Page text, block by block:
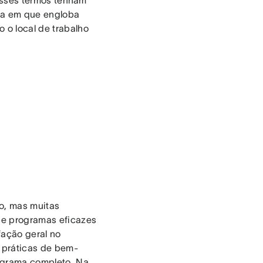
em que engloba
o local de trabalho
mas muitas
programas eficazes
geral no
práticas de bem-